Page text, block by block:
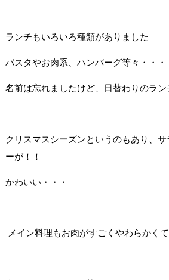
ランチもいろいろ種類がありました
パスタやお肉系、ハンバーグ等々・・・
名前は忘れましたけど、日替わりのラン
クリスマスシーズンというのもあり、 サ
ーが！！
かわいい・・・
メイン料理もお肉がすごくやわらかく